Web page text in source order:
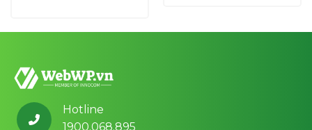
Hotline
1900.068.895